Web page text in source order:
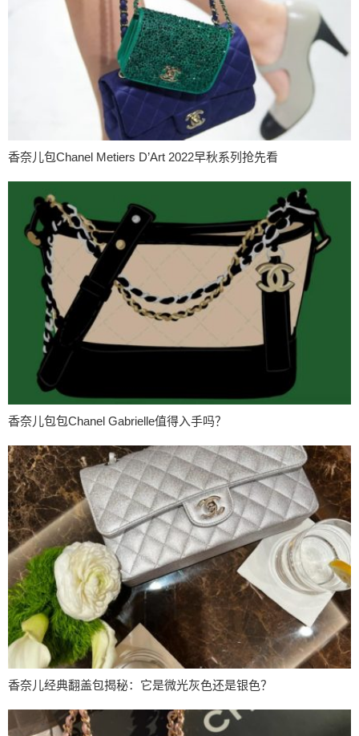
香奈儿包Chanel Metiers D’Art 2022早秋系列抢先看
香奈儿包包Chanel Gabrielle值得入手吗？
香奈儿经典翻盖包揭秘：它是微光灰色还是银色？